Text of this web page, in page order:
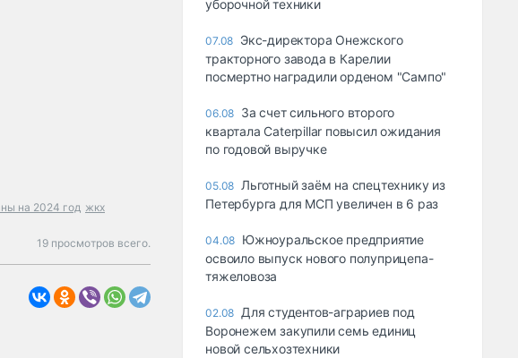
на 2024 год жкх
19 просмотров всего.
уборочной техники
07.08 Экс-директора Онежского
тракторного завода в Карелии
посмертно наградили орденом "Сампо"
06.08 За счет сильного второго
квартала Caterpillar повысил ожидания
по годовой выручке
05.08 Льготный заём на спецтехнику из
Петербурга для МСП увеличен в 6 раз
04.08 Южноуральское предприятие
освоило выпуск нового полуприцепа-
тяжеловоза
02.08 Для студентов-аграриев под
Воронежем закупили семь единиц
новой сельхозтехники